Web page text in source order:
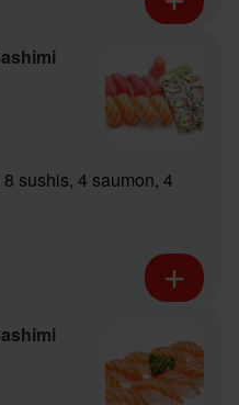
sushis, 4 saumon, 4